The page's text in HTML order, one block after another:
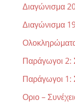
Διαγώνισμα
Διαγώνισμα
Παράγωγοι
Παράγωγοι
Οριο –